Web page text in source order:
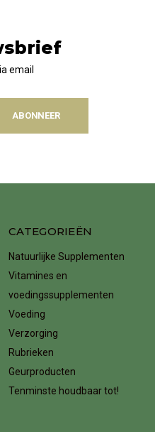
email
ABONNEER
CATEGORIEËN
Natuurlijke Supplementen
Vitamines en
voedingssupplementen
Voeding
Verzorging
Rubrieken
Geurproducten
Tenminste houdbaar tot!